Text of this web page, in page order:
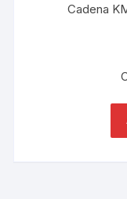
Cadena